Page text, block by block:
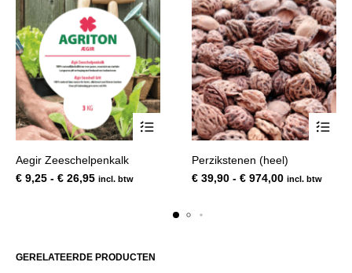
heeft
variaties.
optie
Aegir Zeeschelpenkalk
€ 9,25 - € 26,95Prijsklasse:
incl. btw
heeft
Perzikstenen (heel)
€ 39,90 - € 974,00Prijsklasse:
incl. btw
GERELATEERDE PRODUCTEN